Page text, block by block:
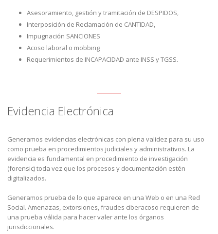
Asesoramiento, gestión y tramitación de DESPIDOS,
Interposición de Reclamación de CANTIDAD,
Impugnación SANCIONES
Acoso laboral o mobbing
Requerimientos de INCAPACIDAD ante INSS y TGSS.
Evidencia Electrónica
Generamos evidencias electrónicas con plena validez para su uso
como prueba en procedimientos judiciales y administrativos. La
evidencia es fundamental en procedimiento de investigación
(forensic) toda vez que los procesos y documentación estén
digitalizados.
Generamos prueba de lo que aparece en una Web o en una Red
Social. Amenazas, extorsiones, fraudes ciberacoso requieren de
una prueba válida para hacer valer ante los órganos
jurisdiccionales.